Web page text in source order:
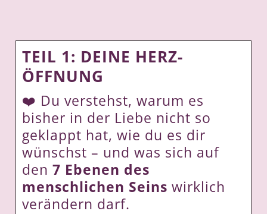
TEIL 1: DEINE HERZ-
ÖFFNUNG
❤️ Du verstehst, warum es
bisher in der Liebe nicht so
geklappt hat, wie du es dir
wünschst – und was sich auf
den7 Ebenen des
menschlichen Seins wirklich
verändern darf.